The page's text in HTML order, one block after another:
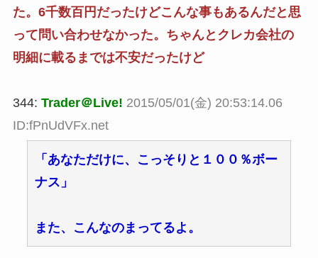
た。6千数百円だったけどこんな事もあるんだと思
って問い合わせなかった。ちゃんとクレカ会社の
明細に載るまでは不安だったけど
344: Trader＠Live! 2015/05/01(金) 20:53:14.06
ID:fPnUdVFx.net
「あなただけに、こっそりと１００％ボー
ナス」
また、こんなのまってるよ。